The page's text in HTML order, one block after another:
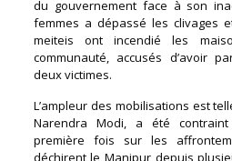
du gouvernement face à son
femmes a dépassé les clivages
meiteis ont incendié les
communauté, accusés d’avoir
deux victimes.
L’ampleur des mobilisations est
Narendra Modi, a été
première fois sur les
déchirent le Manipur depuis